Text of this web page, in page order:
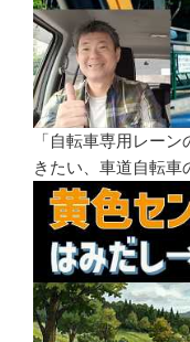
「自転車専用レー
きたい、車道自転車